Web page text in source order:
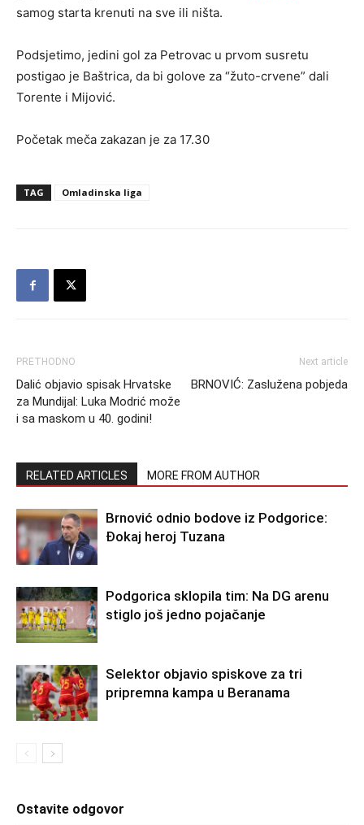
samog starta krenuti na sve ili ništa.
Podsjetimo, jedini gol za Petrovac u prvom susretu
postigao je Baštrica, da bi golove za “žuto-crvene” dali
Torente i Mijović.
Početak meča zakazan je za 17.30
TAG Omladinska liga
PRETHODNO
Dalić objavio spisak Hrvatske
za Mundijal: Luka Modrić može
i sa maskom u 40. godini!
Next article
BRNOVIĆ: Zaslužena pobjeda
RELATED ARTICLES MORE FROM AUTHOR
Brnović odnio bodove iz Podgorice:
Đokaj heroj Tuzana
Podgorica sklopila tim: Na DG arenu
stiglo još jedno pojačanje
Selektor objavio spiskove za tri
pripremna kampa u Beranama
Ostavite odgovor